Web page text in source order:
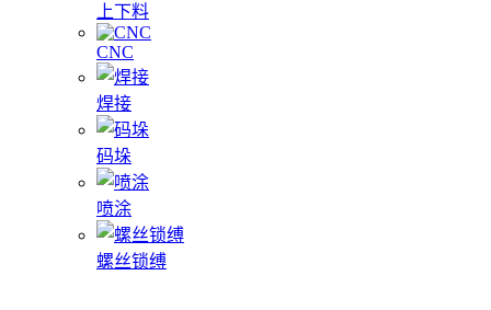
上下料
CNC
焊接
码垛
喷涂
螺丝锁缚